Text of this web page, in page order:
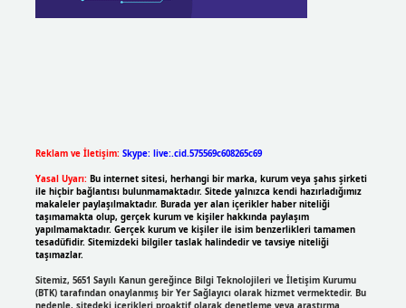
Reklam ve İletişim: Skype: live:.cid.575569c608265c69
Yasal Uyarı: Bu internet sitesi, herhangi bir marka, kurum veya şahıs şirketi
ile hiçbir bağlantısı bulunmamaktadır. Sitede yalnızca kendi hazırladığımız
makaleler paylaşılmaktadır. Burada yer alan içerikler haber niteliği
taşımamakta olup, gerçek kurum ve kişiler hakkında paylaşım
yapılmamaktadır. Gerçek kurum ve kişiler ile isim benzerlikleri tamamen
tesadüfidir. Sitemizdeki bilgiler taslak halindedir ve tavsiye niteliği
taşımazlar.
Sitemiz, 5651 Sayılı Kanun gereğince Bilgi Teknolojileri ve İletişim Kurumu
(BTK) tarafından onaylanmış bir Yer Sağlayıcı olarak hizmet vermektedir. Bu